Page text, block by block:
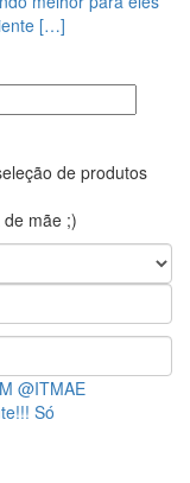
[…]
de produtos
mãe ;)
@ITMAE
Só